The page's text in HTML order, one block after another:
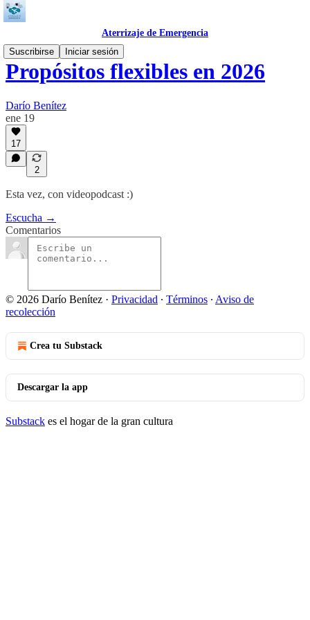
Aterrizaje de Emergencia
Suscribirse
Iniciar sesión
Propósitos flexibles en 2026
Darío Benítez
ene 19
17
2
Esta vez, con videopodcast :)
Escucha →
Comentarios
© 2026 Darío Benítez · Privacidad ∙ Términos ∙ Aviso de
recolección
Crea tu Substack
Descargar la app
Substack es el hogar de la gran cultura